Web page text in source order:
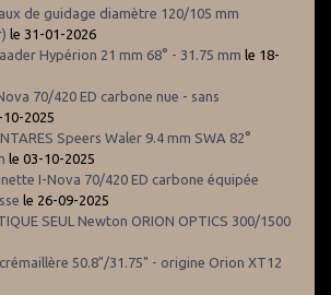
de guidage diamètre 120/105 mm
le 31-01-2026
Hypérion 21 mm 68° - 31.75 mm le 18-
70/420 ED carbone nue - sans
10-2025
Speers Waler 9.4 mm SWA 82°
le 03-10-2025
I-Nova 70/420 ED carbone équipée
le 26-09-2025
SEUL Newton ORION OPTICS 300/1500
50.8"/31.75" - origine Orion XT12